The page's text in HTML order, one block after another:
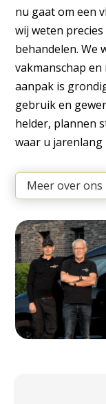
nu gaat om een
wij weten
behandelen. We
vakmanschap
aanpak is
gebruik en
helder, plannen
waar u jarenlang
Meer over ons